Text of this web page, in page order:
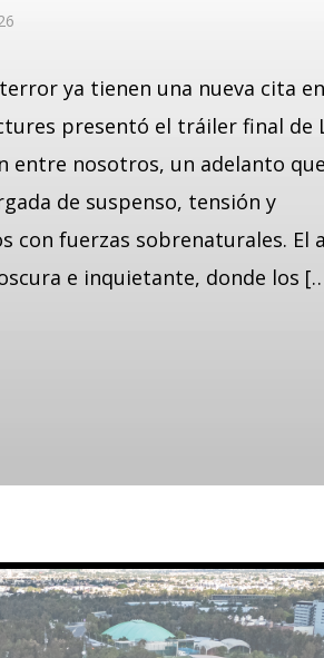
ya tienen una nueva cita
presentó el tráiler final de
entre nosotros, un adelanto
de suspenso, tensión y
con fuerzas sobrenaturales. El
e inquietante, donde los